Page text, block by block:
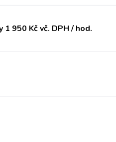
950 Kč vč. DPH / hod.